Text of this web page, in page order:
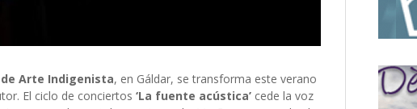
Arte Indigenista, en Gáldar, se transforma este verano
El ciclo de conciertos ‘La fuente acústica’ cede la voz